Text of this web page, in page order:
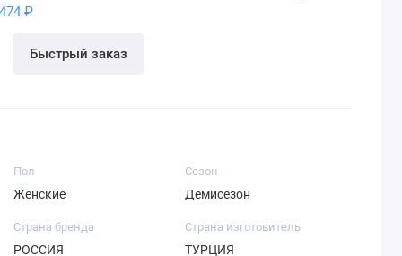
₽
Быстрый заказ
Пол
Женские
Сезон
Демисезон
Страна бренда
РОССИЯ
Страна изготовитель
ТУРЦИЯ